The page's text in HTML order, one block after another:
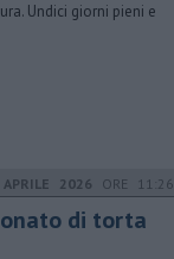
Undici giorni pieni e
2026 ORE 11:26
di torta